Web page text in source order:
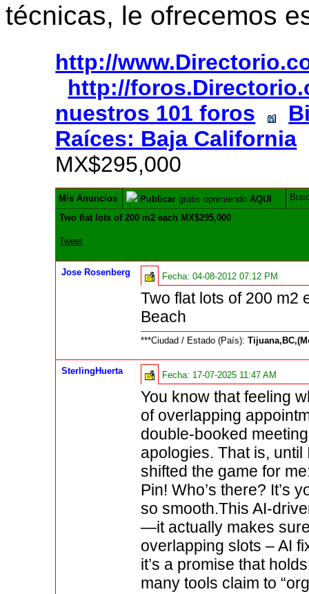
técnicas, le ofrecemos
http://
http://
nuestros 101 foros
Raíces: Baja California
MX$295,000
Mis Anuncios Publicar gratis oprimiendoAQUI
Two flat lots of 200 m2 each MX$295,000
Tweet
Jose Rosenberg Fecha:04-08-2012 07:12 PM
Two flat lots of 200 m2
Beach
***Ciudad / Estado (País):
SterlingHuerta Fecha: 17-07-2025 11:47 AM
You know that feeling
of overlapping
double-booked
apologies. That is,
shifted the game for
Pin! Who’s there? It’s
so smooth.This AI-
—it actually makes
overlapping slots – AI
it’s a promise that
many tools claim to